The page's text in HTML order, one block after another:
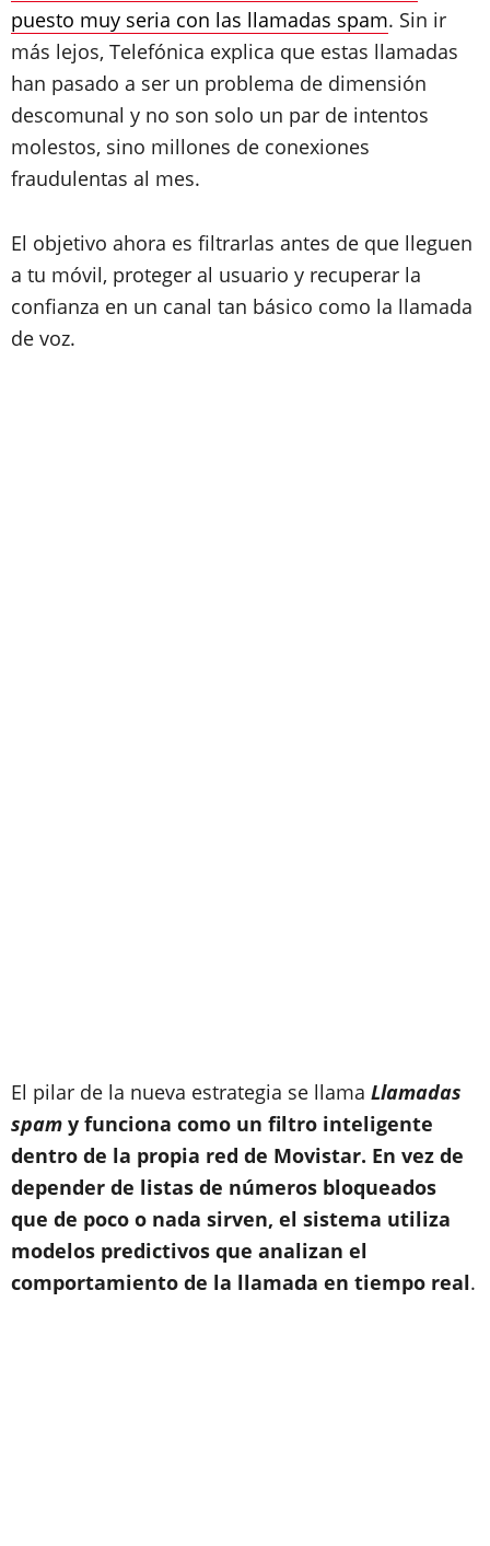
puesto muy seria con las llamadas spam. Sin ir
más lejos, Telefónica explica que estas llamadas
han pasado a ser un problema de dimensión
descomunal y no son solo un par de intentos
molestos, sino millones de conexiones
fraudulentas al mes.
El objetivo ahora es filtrarlas antes de que lleguen
a tu móvil, proteger al usuario y recuperar la
confianza en un canal tan básico como la llamada
de voz.
El pilar de la nueva estrategia se llama Llamadas
spam y funciona como un filtro inteligente
dentro de la propia red de Movistar. En vez de
depender de listas de números bloqueados
que de poco o nada sirven, el sistema utiliza
modelos predictivos que analizan el
comportamiento de la llamada en tiempo real.